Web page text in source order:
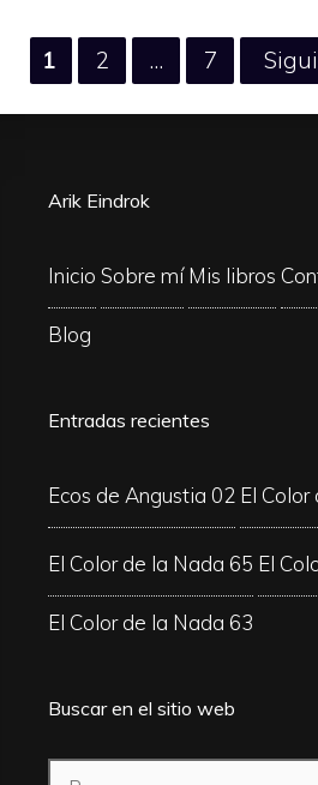
Página
1 Página
2 … Página
7
Arik Eindrok
Inicio Sobre mí Mis libros
Blog
Entradas recientes
Ecos de Angustia 02 El
El Color de la Nada 65 El
El Color de la Nada 63
Buscar en el sitio web